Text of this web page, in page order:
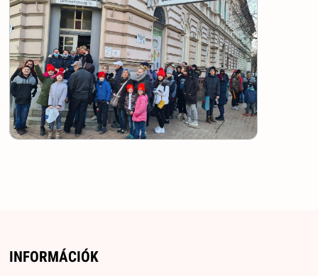
INFORMÁCIÓK